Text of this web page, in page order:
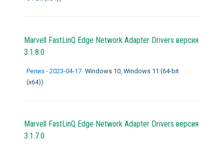
Marvell FastLinQ Edge Network Adapter Drivers версия
3.1.8.0
Релиз - 2023-04-17 Windows 10, Windows 11 (64-bit
(x64))
Marvell FastLinQ Edge Network Adapter Drivers версия
3.1.7.0